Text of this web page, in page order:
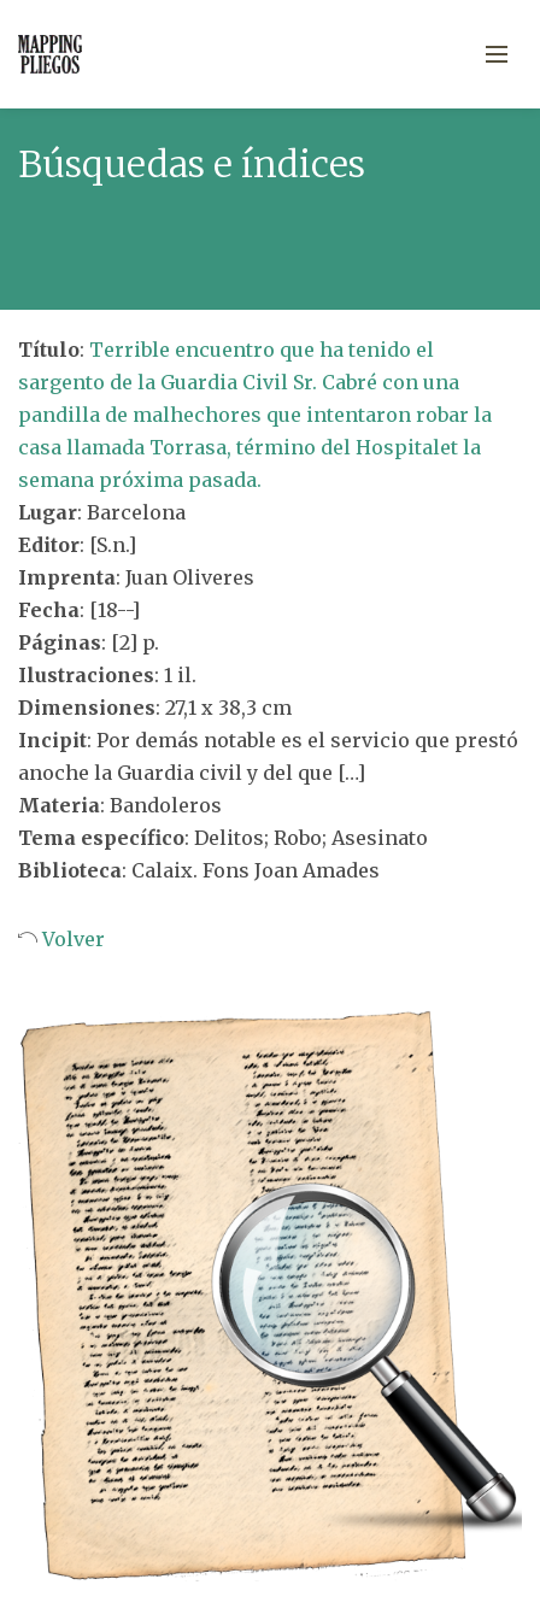
Búsquedas e índices
Título: Terrible encuentro que ha tenido el
sargento de la Guardia Civil Sr. Cabré con una
pandilla de malhechores que intentaron robar la
casa llamada Torrasa, término del Hospitalet la
semana próxima pasada.
Lugar: Barcelona
Editor: [S.n.]
Imprenta: Juan Oliveres
Fecha: [18--]
Páginas: [2] p.
Ilustraciones: 1 il.
Dimensiones: 27,1 x 38,3 cm
Incipit: Por demás notable es el servicio que prestó
anoche la Guardia civil y del que […]
Materia: Bandoleros
Tema específico: Delitos; Robo; Asesinato
Biblioteca: Calaix. Fons Joan Amades
Volver